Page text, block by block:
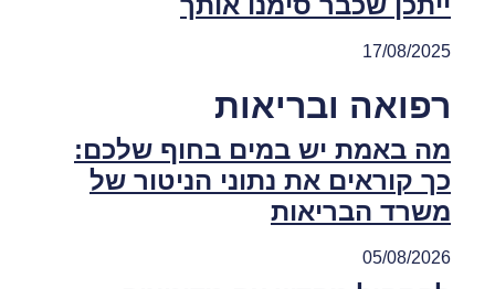
17/08/2025
רפואה ובריאות
מה באמת יש במים בחוף שלכם:
כך קוראים את נתוני הניטור של
משרד הבריאות
05/08/2026